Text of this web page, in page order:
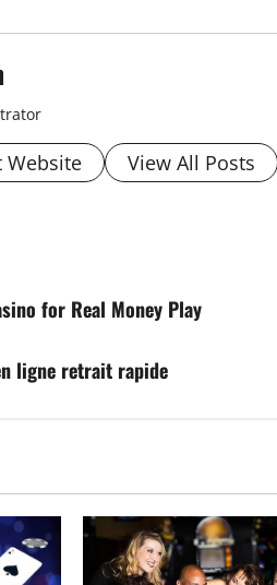
Website View All Posts
for Real Money Play
ligne retrait rapide